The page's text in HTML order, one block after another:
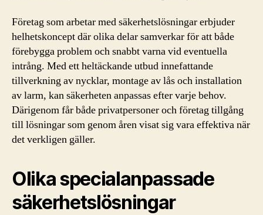
Företag som arbetar med säkerhetslösningar erbjuder
helhetskoncept där olika delar samverkar för att både
förebygga problem och snabbt varna vid eventuella
intrång. Med ett heltäckande utbud innefattande
tillverkning av nycklar, montage av lås och installation
av larm, kan säkerheten anpassas efter varje behov.
Därigenom får både privatpersoner och företag tillgång
till lösningar som genom åren visat sig vara effektiva när
det verkligen gäller.
Olika specialanpassade
säkerhetslösningar